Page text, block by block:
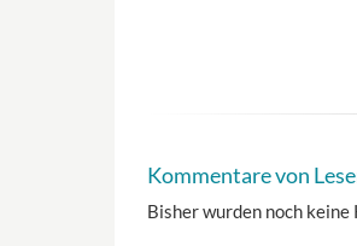
Kommentare von
Bisher wurden noch